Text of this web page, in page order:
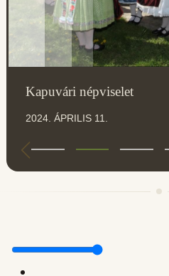
Kapuvári népviselet
2024. ÁPRILIS 11.